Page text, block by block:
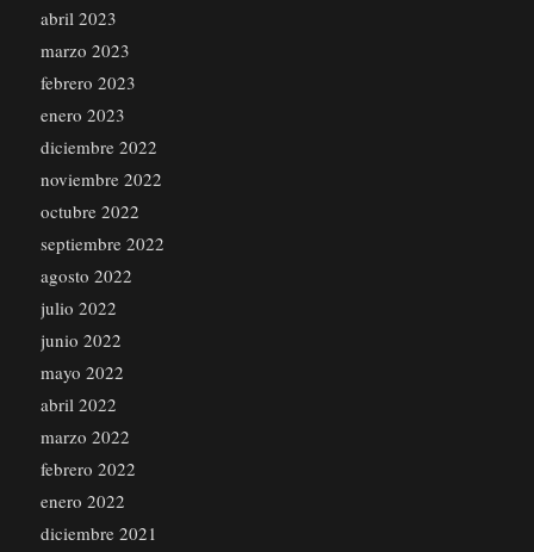
abril 2023
marzo 2023
febrero 2023
enero 2023
diciembre 2022
noviembre 2022
octubre 2022
septiembre 2022
agosto 2022
julio 2022
junio 2022
mayo 2022
abril 2022
marzo 2022
febrero 2022
enero 2022
diciembre 2021